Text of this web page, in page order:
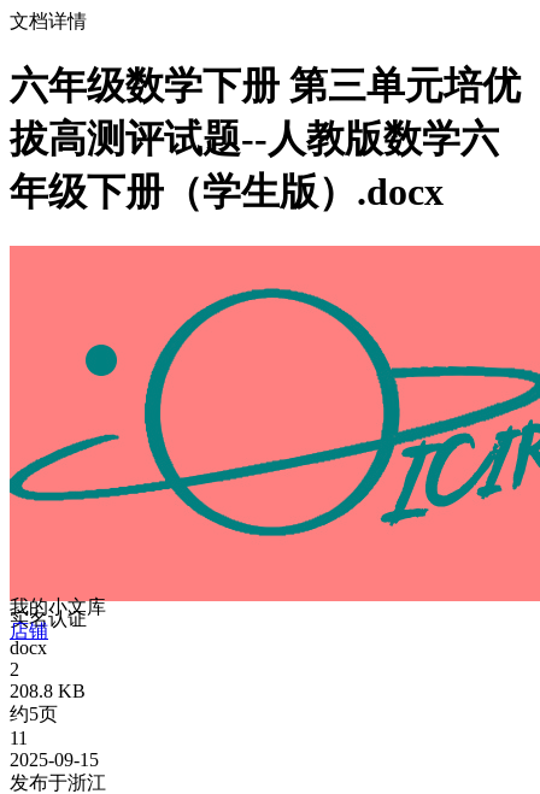
文档详情
六年级数学下册 第三单元培优
拔高测评试题--人教版数学六
年级下册（学生版）.docx
我的小文库
实名认证
店铺
docx
2
208.8 KB
约5页
11
2025-09-15
发布于浙江